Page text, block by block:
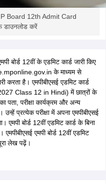
Board 12th Admit Card
डाउनलोड करें
बोर्ड 12वीं के एडमिट कार्ड जारी किए
के माध्यम से
करता है। एमपीबीएसई एडमिट कार्ड
Class 12 in Hindi) में छात्रों के
का पता, परीक्षा कार्यक्रम और अन्य
उन्हें प्रत्येक परीक्षा में अपना एमपीबीएसई
बोर्ड 12वीं एडमिट कार्ड के बिना
एमपीबीएसई एमपी बोर्ड 12वीं एडमिट
लेख पढ़ें।